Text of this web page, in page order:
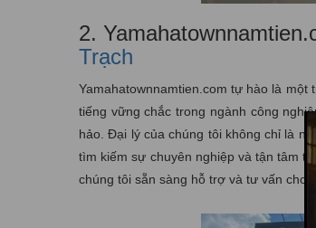
2.
Trạch
Yamahatownnamtien.com tự hào là
tiếng vững chắc trong ngành công
hảo. Đại lý của chúng tôi không chỉ là
tìm kiếm sự chuyên nghiệp và tận tâm
chúng tôi sẵn sàng hỗ trợ và tư vấn cho